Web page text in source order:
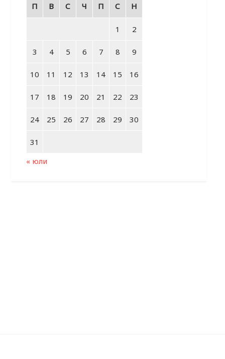
П
В С Ч П С Н
1 2
3 4 5 6 7 8 9
10 11 12 13 14 15 16
17 18 19 20 21 22 23
24 25 26 27 28 29 30
31
« юли